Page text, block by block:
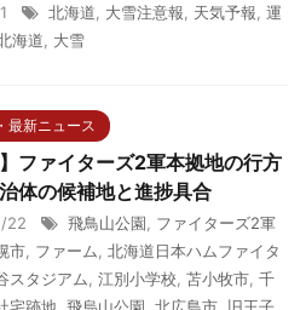
北海道, 大雪注意報, 天気予報, 運
海道, 大雪
最新ニュース
】ファイターズ2軍本拠地の行方
体の候補地と進捗具合
22 飛鳥山公園, ファイターズ2軍
市, ファーム, 北海道日本ハムファイタ
スタジアム, 江別小学校, 苫小牧市, 千